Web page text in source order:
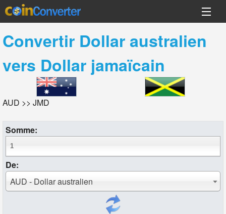
Convertir Dollar australien
vers Dollar jamaïcain
AUD >> JMD
Somme:
De:
AUD - Dollar australien